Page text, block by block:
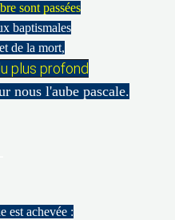
sont passées
baptismales
de la mort,
plus profond
nous l'aube pascale.
est achevée :